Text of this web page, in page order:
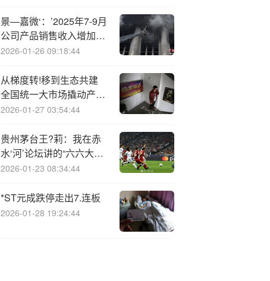
景—嘉微‘：’2025年7-9月
公司产品销售收入增加且
前期推进的部分项目已顺
2026-01-26 09:18:44
从梯度转!移到生态共建
全国统一大市场撬动产业
“双向价值跃迁”
2026-01-27 03:54:44
贵州茅台王?莉：我在赤
水‘河’论坛讲的“六六大顺”
和“十全十美”，还蛮破圈
2026-01-23 08:34:44
*ST元成跌停走出7.连板
2026-01-28 19:24:44